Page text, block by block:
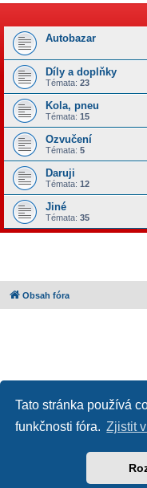
Tato stránka používá
funkčnosti fóra. Zjistit
Autobazar
Díly a doplňky
Témata: 23
Kola, pneu
Témata: 15
Ozvučení
Témata: 5
Daruji
Témata: 12
Jiné
Témata: 35
Obsah fóra
Založeno na